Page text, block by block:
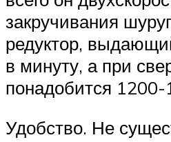
закручивания
редуктор,
в минуту, а при
понадобится 1200-
Удобство. Не